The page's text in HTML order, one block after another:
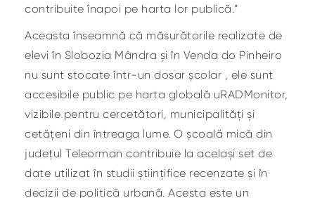
contribuite înapoi pe harta lor publică.”
Aceasta înseamnă că măsurătorile realizate de
elevi în Slobozia Mândra și în Venda do Pinheiro
nu sunt stocate într-un dosar școlar , ele sunt
accesibile public pe harta globală uRADMonitor,
vizibile pentru cercetători, municipalități și
cetățeni din întreaga lume. O școală mică din
județul Teleorman contribuie la același set de
date utilizat în studii științifice recenzate și în
decizii de politică urbană. Acesta este un